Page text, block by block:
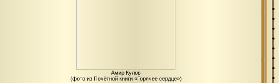
Амир Кулов
(фото из Почётной книги «Горячее сердце»)